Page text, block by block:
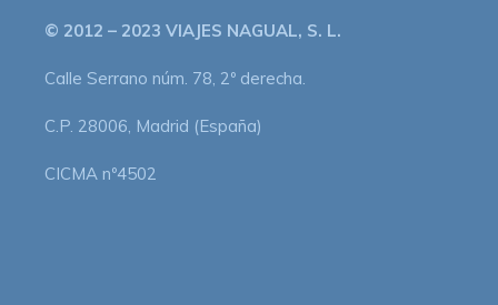
© 2012 – 2023 VIAJES NAGUAL, S. L.
Calle Serrano núm. 78, 2º derecha.
C.P. 28006, Madrid (España)
CICMA nº4502